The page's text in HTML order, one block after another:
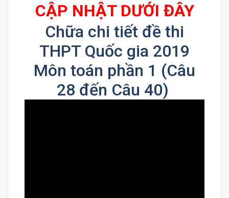
CẬP NHẬT DƯỚI ĐÂY
Chữa chi tiết đề thi
THPT Quốc gia 2019
Môn toán phần 1 (Câu
28 đến Câu 40)